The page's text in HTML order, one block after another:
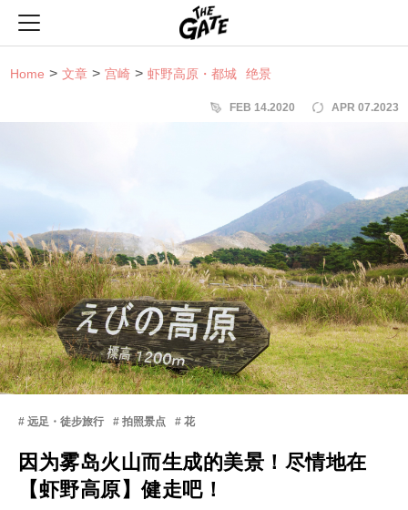
Home 文章 宫崎 虾野高原・都城 绝景
FEB 14.2020 APR 07.2023
远足・徒步旅行 拍照景点 花
因为雾岛火山而生成的美景！尽情地在
【虾野高原】健走吧！